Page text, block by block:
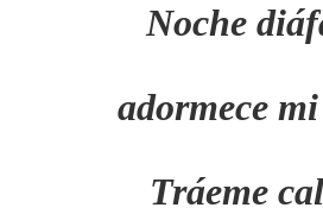
Noche
adormece
Tráeme